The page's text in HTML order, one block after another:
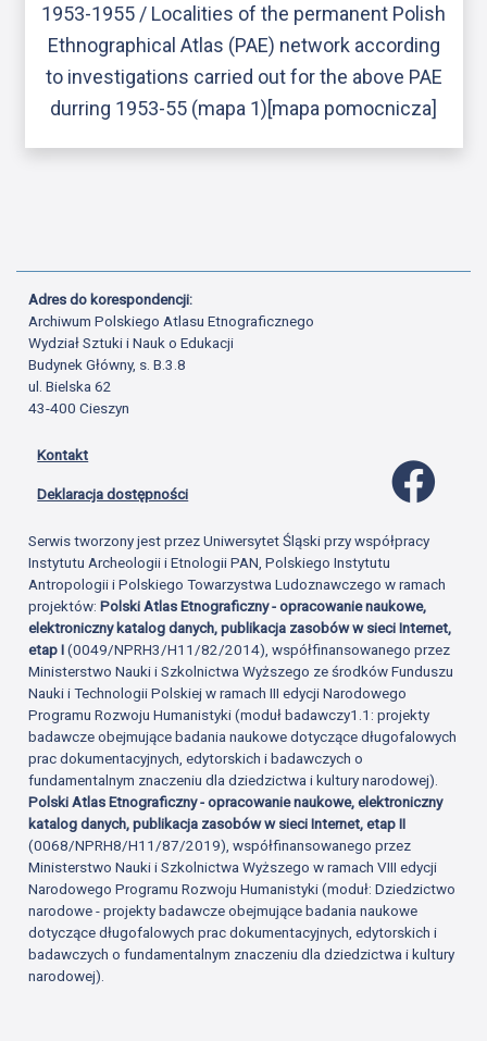
1953-1955 / Localities of the permanent Polish
Ethnographical Atlas (PAE) network according
to investigations carried out for the above PAE
durring 1953-55 (mapa 1)[mapa pomocnicza]
Adres do korespondencji:
Archiwum Polskiego Atlasu Etnograficznego
Wydział Sztuki i Nauk o Edukacji
Budynek Główny, s. B.3.8
ul. Bielska 62
43-400 Cieszyn
Kontakt
Deklaracja dostępności
Serwis tworzony jest przez Uniwersytet Śląski przy współpracy
Instytutu Archeologii i Etnologii PAN, Polskiego Instytutu
Antropologii i Polskiego Towarzystwa Ludoznawczego w ramach
projektów:Polski Atlas Etnograficzny - opracowanie naukowe,
elektroniczny katalog danych, publikacja zasobów w sieci Internet,
etap I(0049/NPRH3/H11/82/2014), współfinansowanego przez
Ministerstwo Nauki i Szkolnictwa Wyższego ze środków Funduszu
Nauki i Technologii Polskiej w ramach III edycji Narodowego
Programu Rozwoju Humanistyki (moduł badawczy1.1: projekty
badawcze obejmujące badania naukowe dotyczące długofalowych
prac dokumentacyjnych, edytorskich i badawczych o
fundamentalnym znaczeniu dla dziedzictwa i kultury narodowej).
Polski Atlas Etnograficzny - opracowanie naukowe, elektroniczny
katalog danych, publikacja zasobów w sieci Internet, etap II
(0068/NPRH8/H11/87/2019), współfinansowanego przez
Ministerstwo Nauki i Szkolnictwa Wyższego w ramach VIII edycji
Narodowego Programu Rozwoju Humanistyki (moduł: Dziedzictwo
narodowe - projekty badawcze obejmujące badania naukowe
dotyczące długofalowych prac dokumentacyjnych, edytorskich i
badawczych o fundamentalnym znaczeniu dla dziedzictwa i kultury
narodowej).